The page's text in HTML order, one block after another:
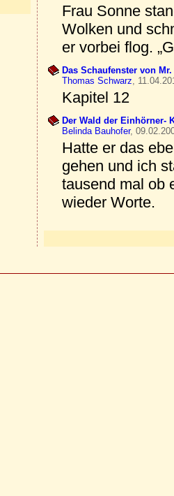
Frau Sonne
Wolken und
er vorbei flog.
Das Schaufenster von
Thomas Schwarz,
Kapitel 12
Der Wald der Einhörner-
Belinda Bauhofer,
Hatte er das
gehen und ich
tausend mal ob
wieder Worte.